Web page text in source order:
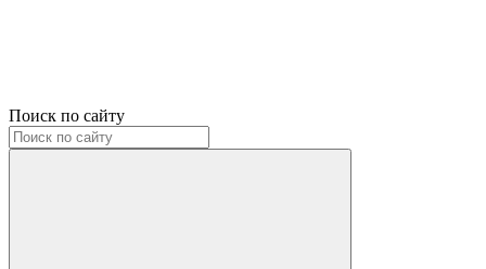
Поиск по сайту